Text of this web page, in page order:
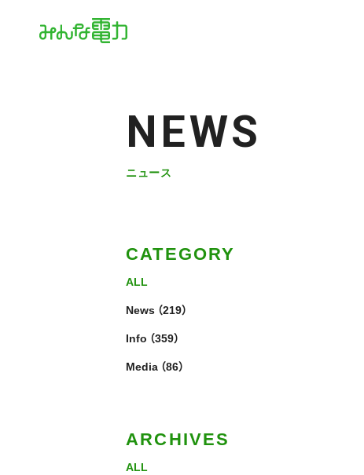
NEWS
ニュース
CATEGORY
ALL
News （219）
Info （359）
Media （86）
ARCHIVES
ALL